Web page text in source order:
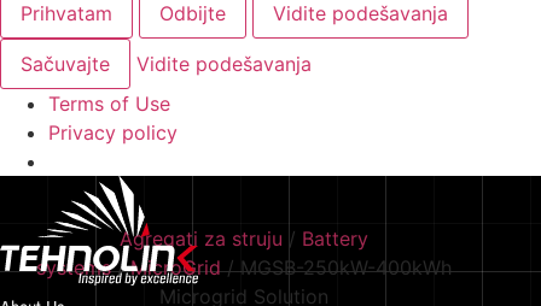
Prihvatam
Odbijte Vidite podešavanja
Sačuvajte
Vidite podešavanja
Terms of Use
Privacy policy
Agregati za struju / Battery
systems/MicroGrid/ MGSB-250kW-400kWh
Microgrid Solution